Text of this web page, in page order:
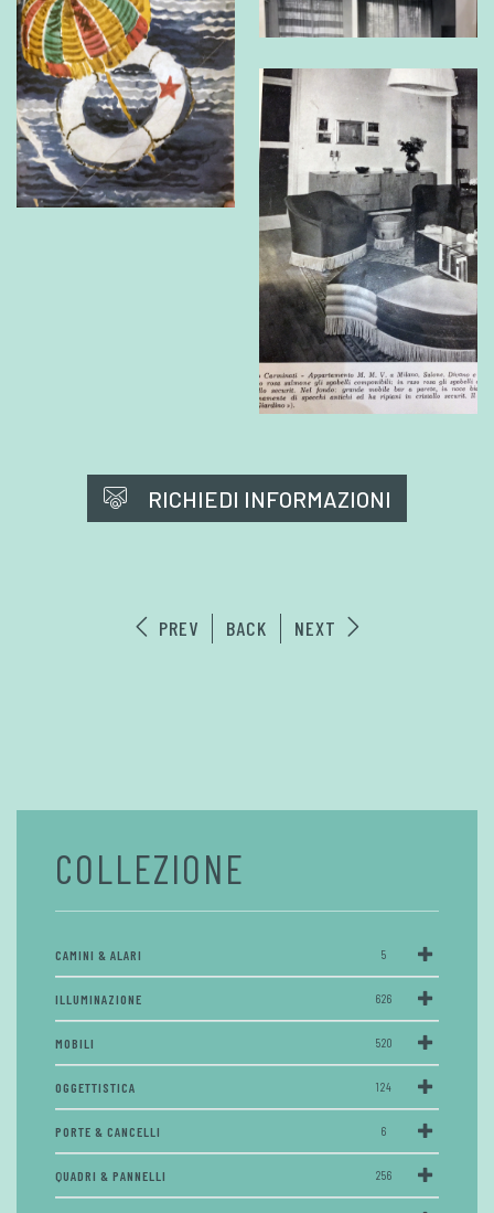
RICHIEDI INFORMAZIONI
PREV BACK NEXT
COLLEZIONE
CAMINI & ALARI 5
ILLUMINAZIONE 626
MOBILI 520
OGGETTISTICA 124
PORTE & CANCELLI 6
QUADRI & PANNELLI 256